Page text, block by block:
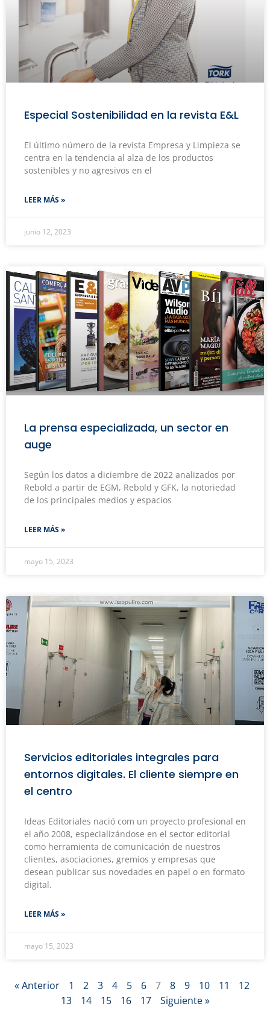
Especial Sostenibilidad en la revista E&L
El último número de la revista Empresa y Limpieza se
centra en la tendencia al alza de los productos
sostenibles y no agresivos en el
LEER MÁS »
junio 12, 2023
La prensa especializada, un sector en
auge
Según los datos a diciembre de 2022 analizados por
Rebold a partir de EGM, Rebold y GFK, la notoriedad
de los principales medios y espacios
LEER MÁS »
mayo 15, 2023
Servicios editoriales integrales para
entornos digitales. El cliente siempre en
el centro
Ideas Editoriales nació com un proyecto profesional en
el año 2008, especializándose en el sector editorial
como herramienta de comunicación de nuestros
clientes, asociaciones, gremios y empresas que
desean publicar sus novedades en papel o en formato
digital.
LEER MÁS »
mayo 15, 2023
« Anterior 1 2 3 4 5 6 7 8 9 10 11
12
13
14 15 16 17 Siguiente »